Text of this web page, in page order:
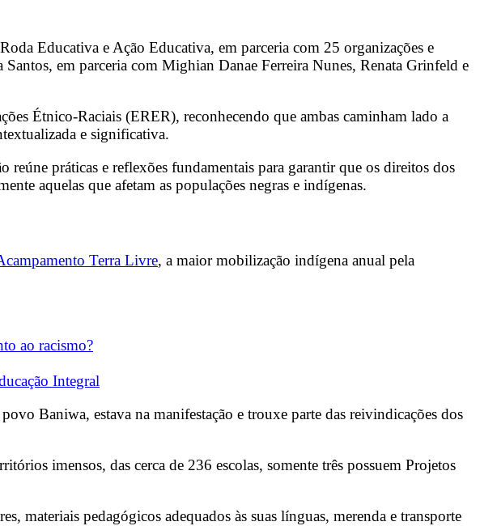
Educativa e Ação Educativa, em parceria com 25 organizações e
em parceria com Mighian Danae Ferreira Nunes, Renata Grinfeld e
Étnico-Raciais (ERER), reconhecendo que ambas caminham lado a
e significativa.
reúne práticas e reflexões fundamentais para garantir que os direitos dos
aquelas que afetam as populações negras e indígenas.
Terra Livre, a maior mobilização indígena anual pela
ao racismo?
Integral
Baniwa, estava na manifestação e trouxe parte das reivindicações dos
imensos, das cerca de 236 escolas, somente três possuem Projetos
materiais pedagógicos adequados às suas línguas, merenda e transporte